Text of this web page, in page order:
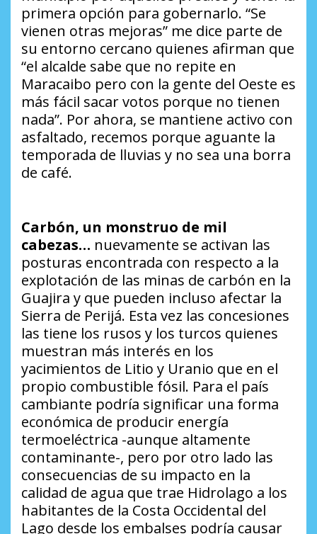
primera opción para gobernarlo. “Se
vienen otras mejoras” me dice parte de
su entorno cercano quienes afirman que
“el alcalde sabe que no repite en
Maracaibo pero con la gente del Oeste es
más fácil sacar votos porque no tienen
nada”. Por ahora, se mantiene activo con
asfaltado, recemos porque aguante la
temporada de lluvias y no sea una borra
de café.
Carbón, un monstruo de mil
cabezas… nuevamente se activan las
posturas encontrada con respecto a la
explotación de las minas de carbón en la
Guajira y que pueden incluso afectar la
Sierra de Perijá. Esta vez las concesiones
las tiene los rusos y los turcos quienes
muestran más interés en los
yacimientos de Litio y Uranio que en el
propio combustible fósil. Para el país
cambiante podría significar una forma
económica de producir energía
termoeléctrica -aunque altamente
contaminante-, pero por otro lado las
consecuencias de su impacto en la
calidad de agua que trae Hidrolago a los
habitantes de la Costa Occidental del
Lago desde los embalses podría causar